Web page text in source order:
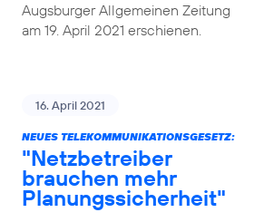
Augsburger Allgemeinen Zeitung
am 19. April 2021 erschienen.
16. April 2021
NEUES TELEKOMMUNIKATIONSGESETZ:
"Netzbetreiber
brauchen mehr
Planungssicherheit"